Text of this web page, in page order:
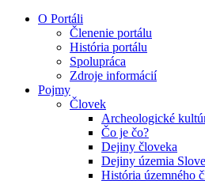
O Portáli
Členenie portálu
História portálu
Spolupráca
Zdroje informácií
Pojmy
Človek
Archeologické
Čo je čo?
Dejiny človeka
Dejiny územia
História územného